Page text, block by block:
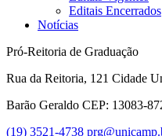
Editais Encerrados
Notícias
Pró-Reitoria de Graduação
Rua da Reitoria, 121 Cidade
Barão Geraldo CEP: 13083-
(19) 3521-4738